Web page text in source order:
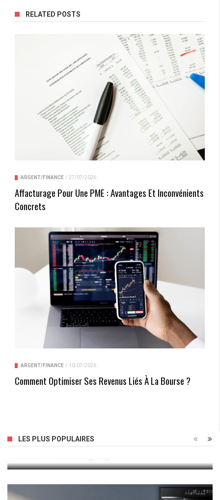
RELATED POSTS
ARGENT/FINANCE / 27/07/2026
Affacturage Pour Une PME : Avantages Et Inconvénients
Concrets
ARGENT/FINANCE / 10/07/2026
Comment Optimiser Ses Revenus Liés À La Bourse ?
LES PLUS POPULAIRES